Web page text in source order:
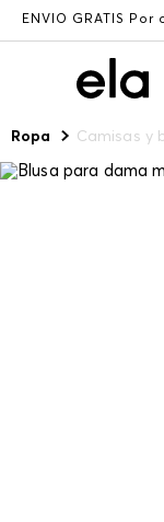
ENVÍO GRATIS
Ropa Camisas y